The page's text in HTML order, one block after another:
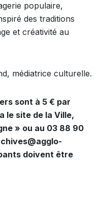
populaire,
des traditions
et créativité au
médiatrice culturelle.
sont à 5 € par
le site de la Ville,
» ou au 03 88 90
doivent être